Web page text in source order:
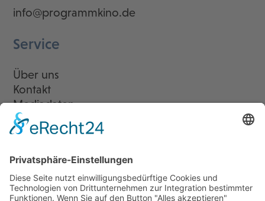
info@programmkino.de
Service
Über uns
Kontakt
Mediadaten
Newsletter
LogIn
Legal
Impressum